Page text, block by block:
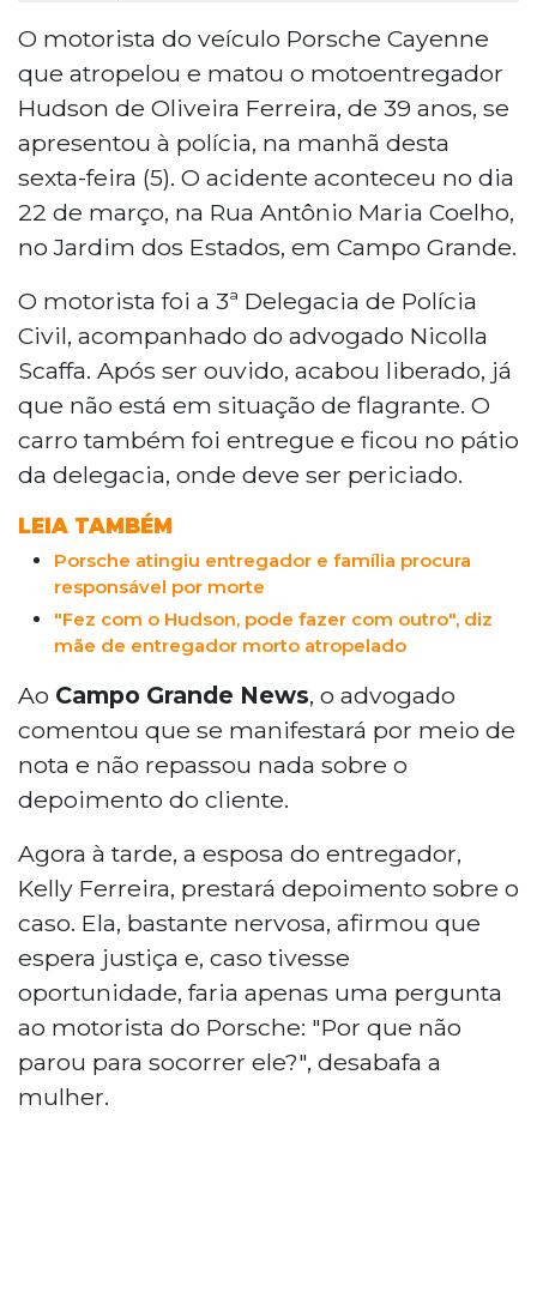
O motorista do veículo Porsche Cayenne
que atropelou e matou o motoentregador
Hudson de Oliveira Ferreira, de 39 anos, se
apresentou à polícia, na manhã desta
sexta-feira (5). O acidente aconteceu no dia
22 de março, na Rua Antônio Maria Coelho,
no Jardim dos Estados, em Campo Grande.
O motorista foi a 3ª Delegacia de Polícia
Civil, acompanhado do advogado Nicolla
Scaffa. Após ser ouvido, acabou liberado, já
que não está em situação de flagrante. O
carro também foi entregue e ficou no pátio
da delegacia, onde deve ser periciado.
LEIA TAMBÉM
Porsche atingiu entregador e família procura
responsável por morte
"Fez com o Hudson, pode fazer com outro", diz
mãe de entregador morto atropelado
Ao Campo Grande News, o advogado
comentou que se manifestará por meio de
nota e não repassou nada sobre o
depoimento do cliente.
Agora à tarde, a esposa do entregador,
Kelly Ferreira, prestará depoimento sobre o
caso. Ela, bastante nervosa, afirmou que
espera justiça e, caso tivesse
oportunidade, faria apenas uma pergunta
ao motorista do Porsche: "Por que não
parou para socorrer ele?", desabafa a
mulher.